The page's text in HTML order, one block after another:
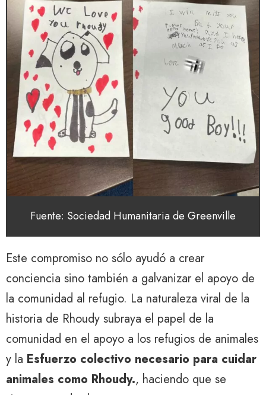
Fuente: Sociedad Humanitaria de Greenville
Este compromiso no sólo ayudó a crear
conciencia sino también a galvanizar el apoyo de
la comunidad al refugio. La naturaleza viral de la
historia de Rhoudy subraya el papel de la
comunidad en el apoyo a los refugios de animales
y la Esfuerzo colectivo necesario para cuidar
animales como Rhoudy., haciendo que se